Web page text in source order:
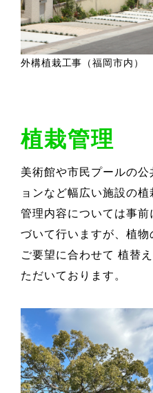
外構植栽工事（福岡市内）
植栽管理
美術館や市民プールの
ョンなど幅広い施設の植
管理内容については事
づいて行いますが、植
ご要望に合わせて 植替
ただいております。